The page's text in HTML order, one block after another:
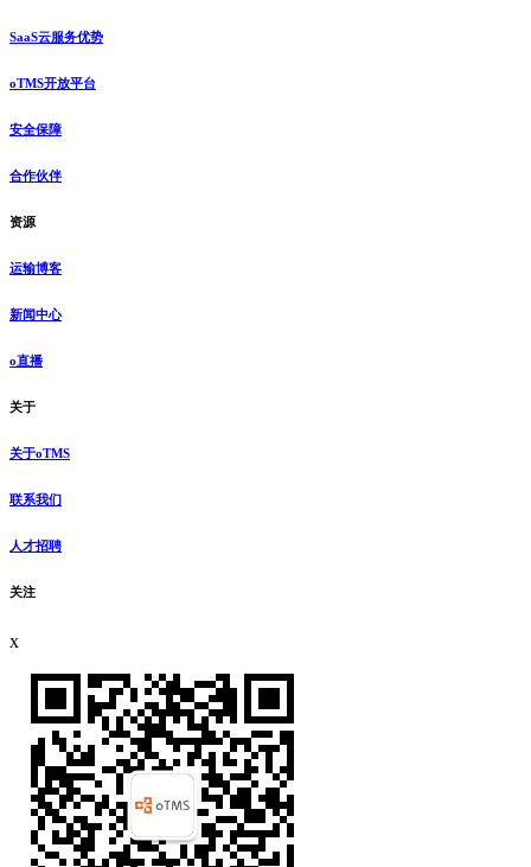
SaaS云服务优势
oTMS开放平台
安全保障
合作伙伴
资源
运输博客
新闻中心
o直播
关于
关于oTMS
联系我们
人才招聘
关注
x